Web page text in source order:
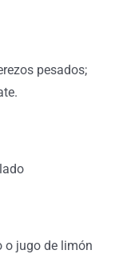
pesados;
o jugo de limón